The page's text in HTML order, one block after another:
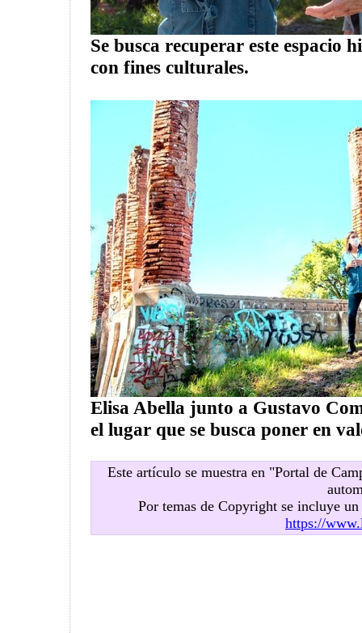
Se busca recuperar este espacio
con fines culturales.
Elisa Abella junto a Gustavo
el lugar que se busca poner en
Este artículo se muestra en "Portal de
Por temas de Copyright se incluye un
https://